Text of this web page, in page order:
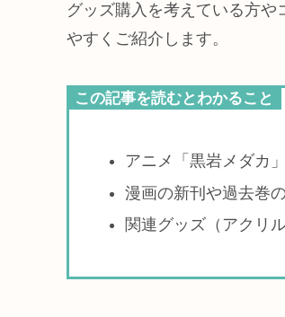
グッズ購入を考えている方
やすくご紹介します。
この記事を読むとわかること
アニメ「黒岩メダカ
漫画の新刊や過去巻
関連グッズ（アクリ